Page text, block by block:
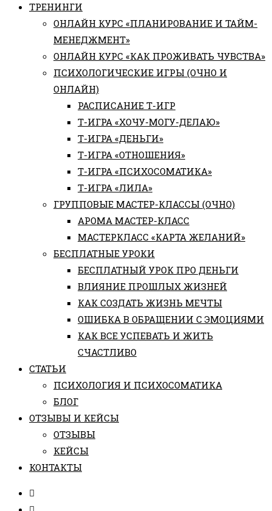
ТРЕНИНГИ
ОНЛАЙН КУРС «ПЛАНИРОВАНИЕ И ТАЙМ-
МЕНЕДЖМЕНТ»
ОНЛАЙН КУРС «КАК ПРОЖИВАТЬ ЧУВСТВА»
ПСИХОЛОГИЧЕСКИЕ ИГРЫ (ОЧНО И
ОНЛАЙН)
РАСПИСАНИЕ Т-ИГР
Т-ИГРА «ХОЧУ-МОГУ-ДЕЛАЮ»
Т-ИГРА «ДЕНЬГИ»
Т-ИГРА «ОТНОШЕНИЯ»
Т-ИГРА «ПСИХОСОМАТИКА»
Т-ИГРА «ЛИЛА»
ГРУППОВЫЕ МАСТЕР-КЛАССЫ (ОЧНО)
АРОМА МАСТЕР-КЛАСС
МАСТЕРКЛАСС «КАРТА ЖЕЛАНИЙ»
БЕСПЛАТНЫЕ УРОКИ
БЕСПЛАТНЫЙ УРОК ПРО ДЕНЬГИ
ВЛИЯНИЕ ПРОШЛЫХ ЖИЗНЕЙ
КАК СОЗДАТЬ ЖИЗНЬ МЕЧТЫ
ОШИБКА В ОБРАЩЕНИИ С ЭМОЦИЯМИ
КАК ВСЕ УСПЕВАТЬ И ЖИТЬ
СЧАСТЛИВО
СТАТЬИ
ПCИХОЛОГИЯ И ПСИХОСОМАТИКА
БЛОГ
ОТЗЫВЫ И КЕЙСЫ
ОТЗЫВЫ
КЕЙСЫ
КОНТАКТЫ